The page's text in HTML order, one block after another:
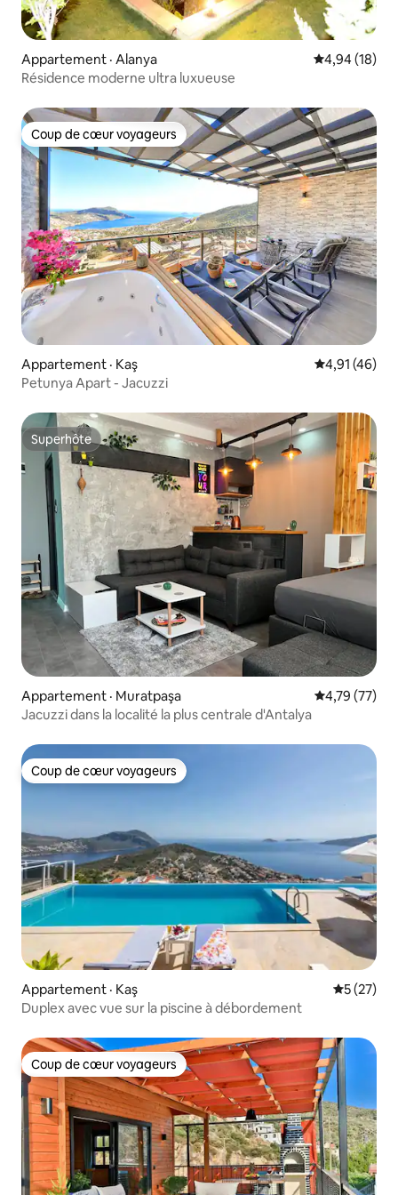
Appartement · Alanya Note
4,94 (18)
Résidence moderne ultra luxueuse
Coup de cœur voyageurs
Coup de cœur voyageurs
Appartement · Kaş Note
4,91 (46)
Petunya Apart - Jacuzzi
Superhôte
Superhôte
Appartement · Muratpaşa Note
4,79 (77)
Jacuzzi dans la localité la plus centrale d'Antalya
Coup de cœur voyageurs
Coup de cœur voyageurs
Appartement · Kaş Note
5 (27)
Duplex avec vue sur la piscine à débordement
Coup de cœur voyageurs
Coup de cœur voyageurs